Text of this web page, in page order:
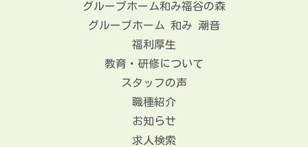
グループホーム和み福谷の森
グループホーム 和み 潮音
福利厚生
教育・研修について
スタッフの声
職種紹介
お知らせ
求人検索